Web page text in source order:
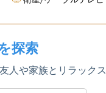
探索
人や家族とリラックス